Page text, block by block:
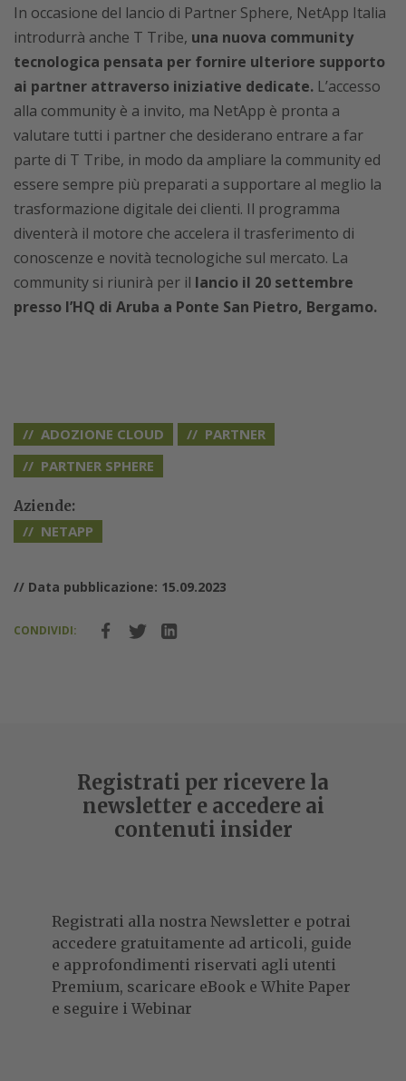
In occasione del lancio di Partner Sphere, NetApp Italia
introdurrà anche T Tribe, una nuova community
tecnologica pensata per fornire ulteriore supporto
ai partner attraverso iniziative dedicate. L’accesso
alla community è a invito, ma NetApp è pronta a
valutare tutti i partner che desiderano entrare a far
parte di T Tribe, in modo da ampliare la community ed
essere sempre più preparati a supportare al meglio la
trasformazione digitale dei clienti. Il programma
diventerà il motore che accelera il trasferimento di
conoscenze e novità tecnologiche sul mercato. La
community si riunirà per il lancio il 20 settembre
presso l’HQ di Aruba a Ponte San Pietro, Bergamo.
ADOZIONE CLOUD
PARTNER
PARTNER SPHERE
Aziende:
NETAPP
// Data pubblicazione: 15.09.2023
CONDIVIDI:
Registrati per ricevere la
newsletter e accedere ai
contenuti insider
Registrati alla nostra Newsletter e potrai
accedere gratuitamente ad articoli, guide
e approfondimenti riservati agli utenti
Premium, scaricare eBook e White Paper
e seguire i Webinar